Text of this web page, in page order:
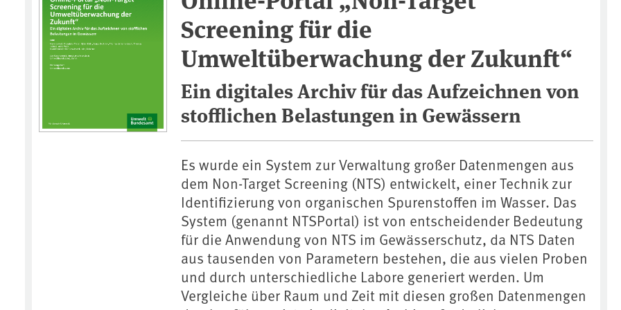
Screening für die
Umweltüberwachung der Zukunft“
Ein digitales Archiv für das Aufzeichnen von
stofflichen Belastungen in Gewässern
Es wurde ein System zur Verwaltung großer Datenmengen aus
dem Non-Target Screening (NTS) entwickelt, einer Technik zur
Identifizierung von organischen Spurenstoffen im Wasser. Das
System (genannt NTSPortal) ist von entscheidender Bedeutung
für die Anwendung von NTS im Gewässerschutz, da NTS Daten
aus tausenden von Parametern bestehen, die aus vielen Proben
und durch unterschiedliche Labore generiert werden. Um
Vergleiche über Raum und Zeit mit diesen großen Datenmengen